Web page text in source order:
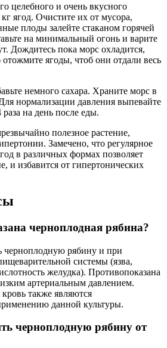
целебного и очень вкусного
ягод. Очистите их от мусора,
плоды залейте стаканом горячей
на минимальный огонь и варите
Дождитесь пока морс охладится,
ягоды, чтоб они отдали весь
немного сахара. Храните морс в
нормализации давления выпевайте
на день после еды.
полезное растение,
Замечено, что регулярное
в различных формах позволяет
и избавится от гипертонических
черноплодная рябина?
черноплодную рябину и при
системы (язва,
желудка). Противопоказана
артериальным давлением.
также являются
данной культуры.
черноплодную рябину от